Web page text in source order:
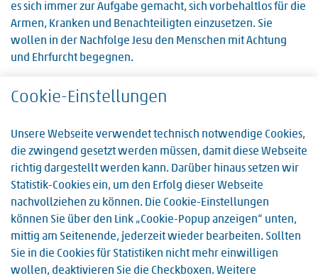
es sich immer zur Aufgabe gemacht, sich vorbehaltlos für die
Armen, Kranken und Benachteiligten einzusetzen. Sie
wollen in der Nachfolge Jesu den Menschen mit Achtung
und Ehrfurcht begegnen.
Krankenhaus von Ordensschwestern geprägt, so sind nach
Mitarbeiter/innen übernommen worden.
Das Trägerleitbild für alle Einrichtungen der Schwestern
vom Göttlichen Erlöser in der Provinz Deutschland und
Österreich sowie die innerhalb der Krankenhaus-Stiftung
erarbeiteten „Grundsätze und Leitlinien“ bilden die Basis
unseres Arbeitens. Diese Leitbildtexte sollen und wollen
Ansporn und Hilfe sein, auch in Zukunft das christliche
Menschenbild zur Grundlage des Handelns zu machen und
Cookie-Einstellungen
Unsere Webseite verwendet technisch notwendige Cookies,
die zwingend gesetzt werden müssen, damit diese Webseite
richtig dargestellt werden kann. Darüber hinaus setzen wir
Statistik-Cookies ein, um den Erfolg dieser Webseite
nachvollziehen zu können. Die Cookie-Einstellungen
können Sie über den Link „Cookie-Popup anzeigen“ unten,
mittig am Seitenende, jederzeit wieder bearbeiten. Sollten
Sie in die Cookies für Statistiken nicht mehr einwilligen
wollen, deaktivieren Sie die Checkboxen. Weitere